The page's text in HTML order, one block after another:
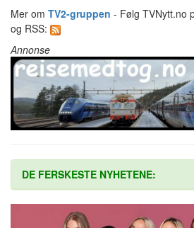
Mer om TV2-gruppen - Følg TVNytt.no
og RSS:
Annonse
DE FERSKESTE NYHETENE: